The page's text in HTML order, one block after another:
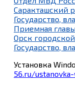
Саракташский
Государство,
Приемная
Орск
Государство,
Установка
56.ru/